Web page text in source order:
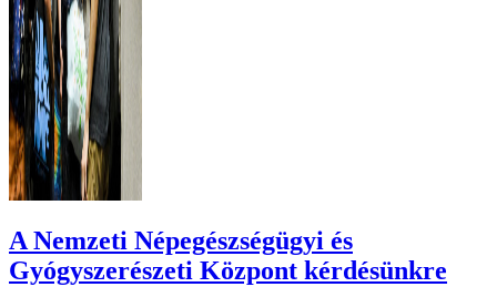
A Nemzeti Népegészségügyi és
Gyógyszerészeti Központ kérdésünkre